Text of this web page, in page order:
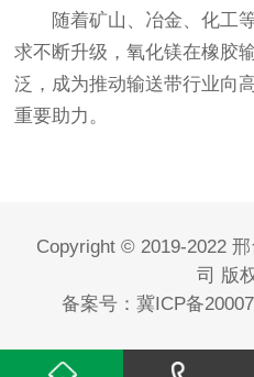
随着矿山、冶金、化工等
求不断升级，氧化镁在橡胶
泛，成为推动输送带行业向
重要助力。
Copyright © 2019-2022
司 版
备案号： 冀ICP备